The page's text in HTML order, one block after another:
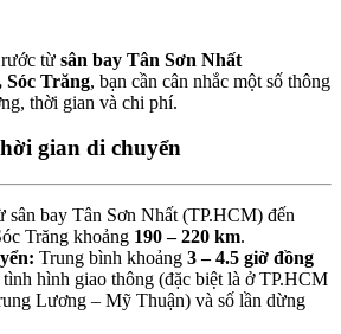
từ sân bay Tân Sơn Nhất
Sóc Trăng, bạn cần cân nhắc một số thông
thời gian và chi phí.
gian di chuyển
sân bay Tân Sơn Nhất (TP.HCM) đến
Trăng khoảng 190 – 220 km.
Trung bình khoảng 3 – 4.5 giờ đồng
hình giao thông (đặc biệt là ở TP.HCM
Lương – Mỹ Thuận) và số lần dừng